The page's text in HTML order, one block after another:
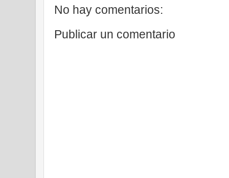
No hay comentarios:
Publicar un comentario